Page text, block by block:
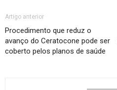
Artigo anterior
Procedimento que reduz o
avanço do Ceratocone pode ser
coberto pelos planos de saúde